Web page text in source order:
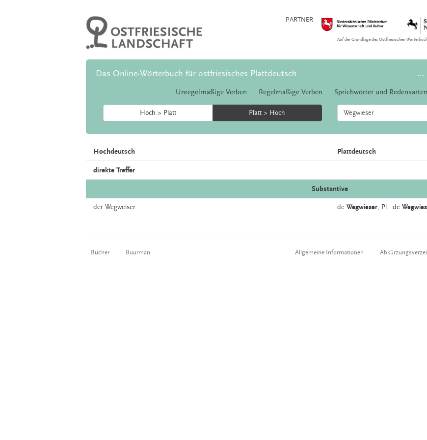
PARTNER
Auf der Grundlage des Ostfriesischen
Das Online-Wörterbuch für ostfriesisches Plattdeutsch ...
Unregelmäßige Verben Regelmäßige Verben Sprichwörter und Redensarten
Hoch > Platt Platt > Hoch
Hochdeutsch Plattdeutsch
direkte Treffer
Substantive
der Wegweiser de Wegwieser, Pl.: de
Bücher Buurman Allgemeine Informationen